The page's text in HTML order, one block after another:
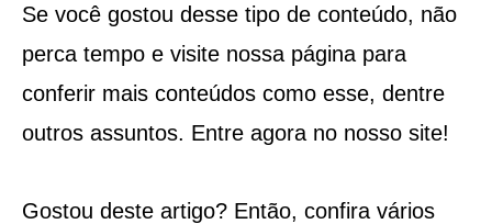
Se você gostou desse tipo de conteúdo, não
perca tempo e visite nossa página para
conferir mais conteúdos como esse, dentre
outros assuntos. Entre agora no nosso site!
Gostou deste artigo? Então, confira vários